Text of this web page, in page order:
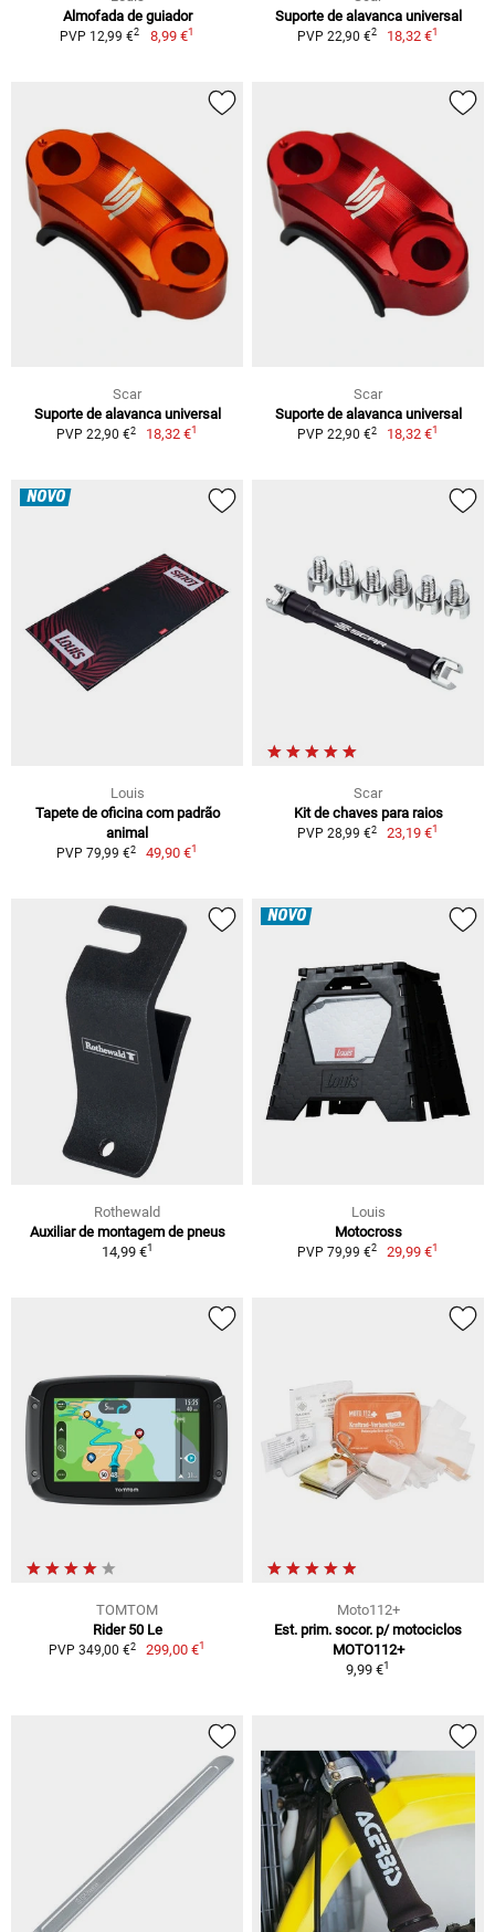
Almofada de guiador
PVP 12,99 €2 8,99 €1
Suporte de alavanca universal
PVP 22,90 €2 18,32 €1
Scar
Suporte de alavanca universal
PVP 22,90 €2 18,32 €1
Scar
Suporte de alavanca universal
PVP 22,90 €2 18,32 €1
NOVO
Louis
Tapete de oficina com padrão
animal
PVP 79,99 €2 49,90 €1
Scar
Kit de chaves para raios
PVP 28,99 €2 23,19 €1
Rothewald
Auxiliar de montagem de pneus
14,99 €1
NOVO
Louis
Motocross
PVP 79,99 €2 29,99 €1
TOMTOM
Rider 50 Le
PVP 349,00 €2 299,00 €1
Moto112+
Est. prim. socor. p/ motociclos
MOTO112+
9,99 €1